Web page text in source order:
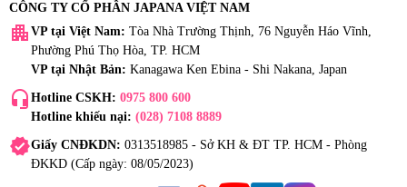
CÔNG TY CỔ PHẦN JAPANA VIỆT NAM
apartment VP tại Việt Nam: Tòa Nhà Trường Thịnh, 76 Nguyễn Háo Vĩnh,
Phường Phú Thọ Hòa, TP. HCM
VP tại Nhật Bản: Kanagawa Ken Ebina - Shi Nakana, Japan
headset_mic Hotline CSKH: 0975 800 600
Hotline khiếu nại: (028) 7108 8889
verifiedGiấy CNĐKDN: 0313518985 - Sở KH & ĐT TP. HCM - Phòng
ĐKKD (Cấp ngày: 08/05/2023)